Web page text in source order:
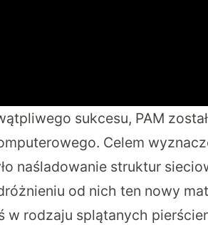
sukcesu, PAM
Celem
naśladowanie struktur
od nich ten nowy
w rodzaju splątanych